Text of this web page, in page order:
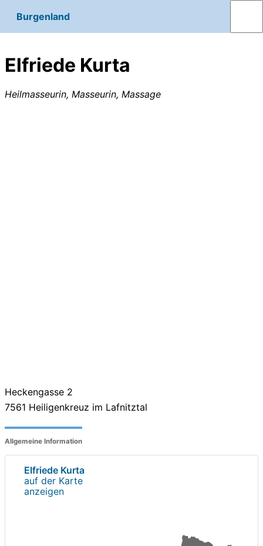
Burgenland
Elfriede Kurta
Heilmasseurin, Masseurin, Massage
Heckengasse 2
7561 Heiligenkreuz im Lafnitztal
Allgemeine Information
Elfriede Kurta
auf der Karte
anzeigen